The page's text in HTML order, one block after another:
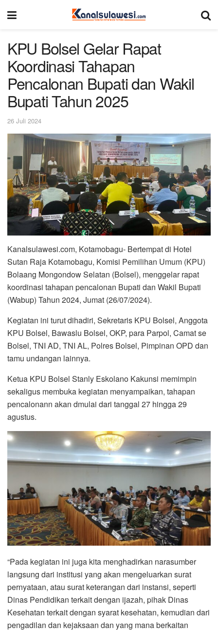
KPU Bolsel Gelar Rapat
Koordinasi Tahapan
Pencalonan Bupati dan Wakil
Bupati Tahun 2025
26 Juli 2024
Kanalsulawesi.com, Kotamobagu- Bertempat di Hotel
Sutan Raja Kotamobagu, Komisi Pemilihan Umum (KPU)
Bolaang Mongondow Selatan (Bolsel), menggelar rapat
koordinasi tahapan pencalonan Bupati dan Wakil Bupati
(Wabup) Tahun 2024, Jumat (26/07/2024).
Kegiatan ini turut dihadiri, Sekretaris KPU Bolsel, Anggota
KPU Bolsel, Bawaslu Bolsel, OKP, para Parpol, Camat se
Bolsel, TNI AD, TNI AL, Polres Bolsel, Pimpinan OPD dan
tamu undangan lainnya.
Ketua KPU Bolsel Stanly Eskolano Kakunsi memimpin
sekaligus membuka kegiatan menyampaikan, tahapan
pencalonann akan dmulai dari tanggal 27 hingga 29
agustus.
“Pada kegiatan ini juga kita menghadirkan narasumber
langsung dari institusi yang akan mengeluarkan surat
pernyataan, atau surat keterangan dari instansi, seperti
Dinas Pendidikan terkait dengan ijazah, pihak Dinas
Kesehatan terkait dengan syarat kesehatan, kemudian dari
pengadilan dan kejaksaan dan yang mana berkaitan